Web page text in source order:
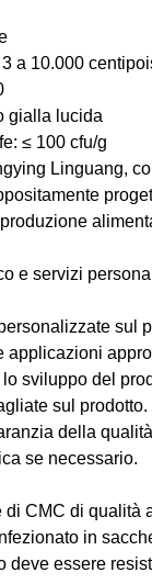
a 10.000
gialla lucida
≤ 100 cfu/g
Linguang,
e servizi
sul
applicazioni
sviluppo del
sul prodotto.
della
se necessario.
di CMC di qualità
in
deve essere